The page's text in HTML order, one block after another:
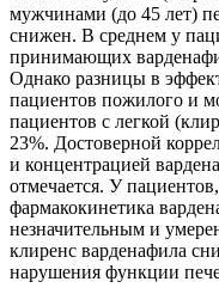
мужчинами (до 45 лет)
снижен. В среднем у
принимающих
Однако разницы в
па­циентов пожилого и
пациентов с легкой
23%. Достоверной
и концентрацией
отмечается. У
фармакокинетика
незначительным и
клиренс варденафила
нарушения функции